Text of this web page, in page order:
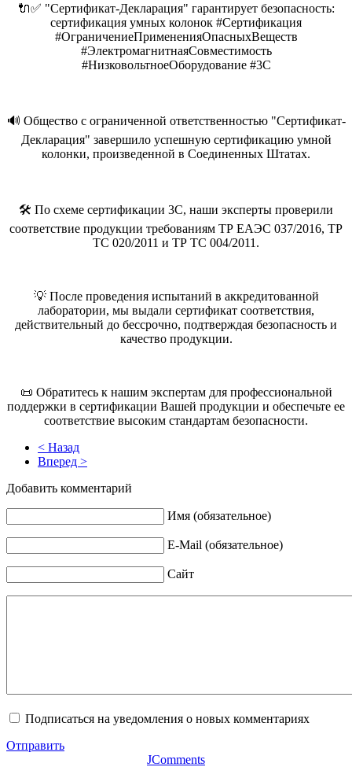
🔌✅ "Сертификат-Декларация" гарантирует безопасность:
сертификация умных колонок #Сертификация
#ОграничениеПримененияОпасныхВеществ
#ЭлектромагнитнаяСовместимость
#НизковольтноеОборудование #3С
🔊 Общество с ограниченной ответственностью "Сертификат-
Декларация" завершило успешную сертификацию умной
колонки, произведенной в Соединенных Штатах.
🛠️ По схеме сертификации 3С, наши эксперты проверили
соответствие продукции требованиям ТР ЕАЭС 037/2016, ТР
ТС 020/2011 и ТР ТС 004/2011.
💡 После проведения испытаний в аккредитованной
лаборатории, мы выдали сертификат соответствия,
действительный до бессрочно, подтверждая безопасность и
качество продукции.
📜 Обратитесь к нашим экспертам для профессиональной
поддержки в сертификации Вашей продукции и обеспечьте ее
соответствие высоким стандартам безопасности.
< Назад
Вперед >
Добавить комментарий
Имя (обязательное)
E-Mail (обязательное)
Сайт
Подписаться на уведомления о новых комментариях
Отправить
JComments